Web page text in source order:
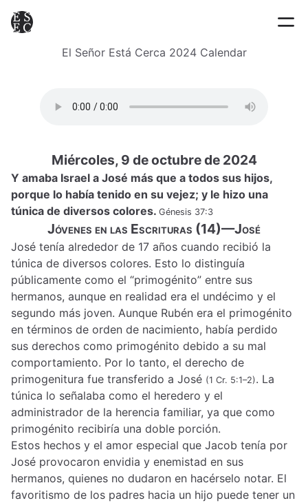
El Señor Está Cerca 2024 Calendar
Miércoles, 9 de octubre de 2024
Y amaba Israel a José más que a todos sus hijos,
porque lo había tenido en su vejez; y le hizo una
túnica de diversos colores. Génesis 37:3
Jóvenes en las Escrituras (14)—José
José tenía alrededor de 17 años cuando recibió la
túnica de diversos colores. Esto lo distinguía
públicamente como el “primogénito” entre sus
hermanos, aunque en realidad era el undécimo y el
segundo más joven. Aunque Rubén era el primogénito
en términos de orden de nacimiento, había perdido
sus derechos como primogénito debido a su mal
comportamiento. Por lo tanto, el derecho de
primogenitura fue transferido a José (1 Cr. 5:1–2). La
túnica lo señalaba como el heredero y el
administrador de la herencia familiar, ya que como
primogénito recibiría una doble porción.
Estos hechos y el amor especial que Jacob tenía por
José provocaron envidia y enemistad en sus
hermanos, quienes no dudaron en hacérselo notar. El
favoritismo de los padres hacia un hijo puede tener un